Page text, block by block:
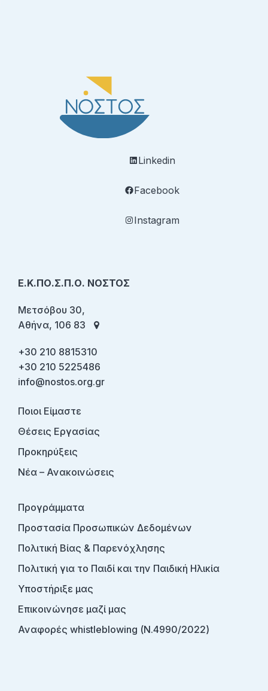
Linkedin
Facebook
Instagram
Ε.Κ.ΠΟ.Σ.Π.Ο. ΝΟΣΤΟΣ
Μετσόβου 30,
Αθήνα, 106 83
+30 210 8815310
+30 210 5225486
info@nostos.org.gr
Ποιοι Είμαστε
Θέσεις Εργασίας
Προκηρύξεις
Νέα – Ανακοινώσεις
Προγράμματα
Προστασία Προσωπικών Δεδομένων
Πολιτική Βίας & Παρενόχλησης
Πολιτική για το Παιδί και την Παιδική Ηλικία
Υποστήριξε μας
Επικοινώνησε μαζί μας
Αναφορές whistleblowing (Ν.4990/2022)